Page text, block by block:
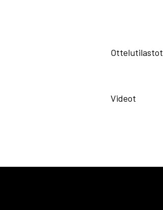
Ottelutilastot
Videot